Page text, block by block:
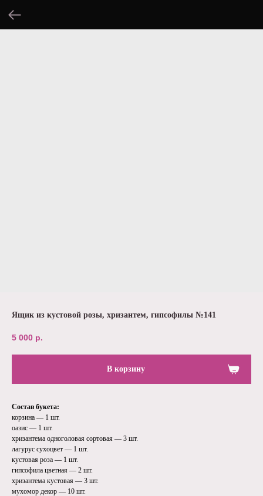
Ящик из кустовой розы, хризантем, гипсофилы №141
5 000 р.
В корзину
Состав букета:
корзина — 1 шт.
оазис — 1 шт.
хризантема одноголовая сортовая — 3 шт.
лагурус сухоцвет — 1 шт.
кустовая роза — 1 шт.
гипсофила цветная — 2 шт.
хризантема кустовая — 3 шт.
мухомор декор — 10 шт.